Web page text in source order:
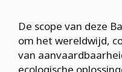
De scope van deze
om het wereldwijd,
van
ecologische